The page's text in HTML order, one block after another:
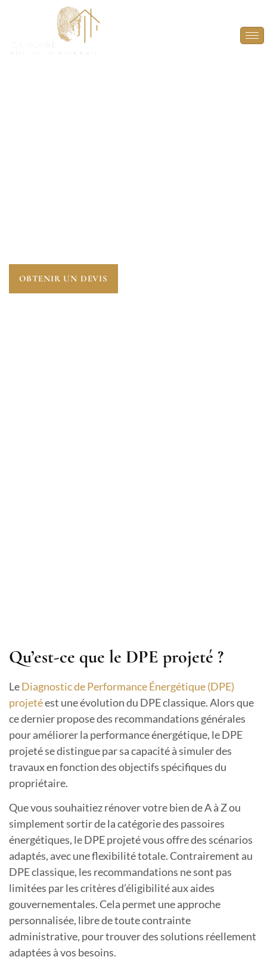
OBTENIR UN DEVIS
Qu’est-ce que le DPE projeté ?
LeDiagnostic de Performance Énergétique (DPE)
projetéest une évolution du DPE classique. Alors que
ce dernier propose des recommandations générales
pour améliorer la performance énergétique, le DPE
projeté se distingue par sa capacité à simuler des
travaux en fonction des objectifs spécifiques du
propriétaire.
Que vous souhaitiez rénover votre bien de A à Z ou
simplement sortir de la catégorie des passoires
énergétiques, le DPE projeté vous offre des scénarios
adaptés, avec une flexibilité totale. Contrairement au
DPE classique, les recommandations ne sont pas
limitées par les critères d’éligibilité aux aides
gouvernementales. Cela permet une approche
personnalisée, libre de toute contrainte
administrative, pour trouver des solutions réellement
adaptées à vos besoins.